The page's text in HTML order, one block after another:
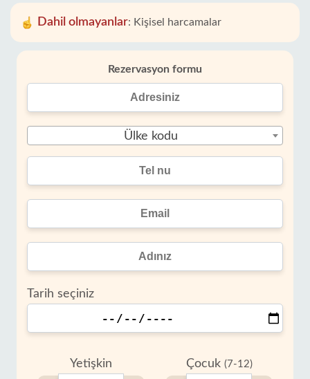
Dahil olmayanlar: Kişisel harcamalar
Rezervasyon formu
Ülke kodu
Tarih seçiniz
Yetişkin Çocuk (7-12)